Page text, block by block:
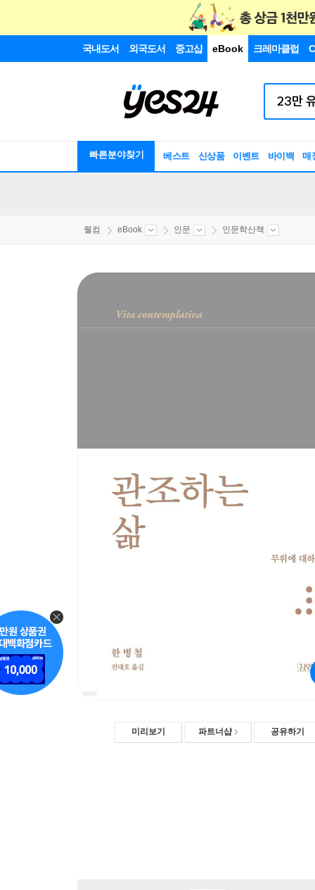
국내도서 외국도서 중고샵 eBook 크레마클럽
빠른분야찾기 베스트 신상품 이벤트 바이백 매
웰컴 eBook 인문 인문학산책
미리보기 파트너샵 공유하기